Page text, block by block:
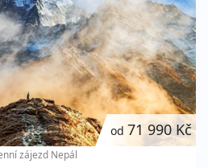
od 71 990 Kč
zájezd Nepál